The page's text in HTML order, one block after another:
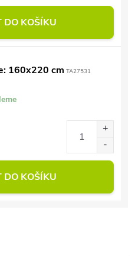
DO KOŠÍKU
160x220 cm TA27531
DO KOŠÍKU